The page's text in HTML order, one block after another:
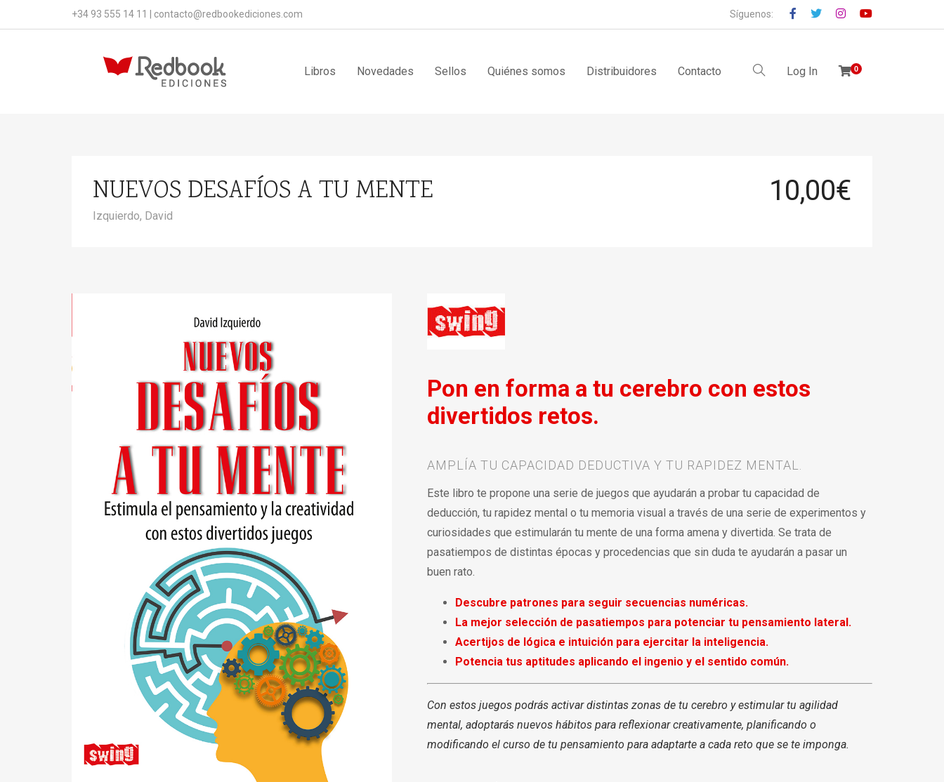
+34 93 555 14 11 contacto@redbookediciones.com Síguenos:
Libros Novedades Sellos Quiénes somos Distribuidores Contacto Log In 0
NUEVOS DESAFÍOS A TU MENTE
Izquierdo, David
10,00€
Pon en forma a tu cerebro con estos
divertidos retos.
AMPLÍA TU CAPACIDAD DEDUCTIVA Y TU RAPIDEZ MENTAL.
Este libro te propone una serie de juegos que ayudarán a probar tu capacidad de
deducción, tu rapidez mental o tu memoria visual a través de una serie de experimentos y
curiosidades que estimularán tu mente de una forma amena y divertida. Se trata de
pasatiempos de distintas épocas y procedencias que sin duda te ayudarán a pasar un
buen rato.
Descubre patrones para seguir secuencias numéricas.
La mejor selección de pasatiempos para potenciar tu pensamiento lateral.
Acertijos de lógica e intuición para ejercitar la inteligencia.
Potencia tus aptitudes aplicando el ingenio y el sentido común.
Con estos juegos podrás activar distintas zonas de tu cerebro y estimular tu agilidad
mental, adoptarás nuevos hábitos para reflexionar creativamente, planificando o
modificando el curso de tu pensamiento para adaptarte a cada reto que se te imponga.